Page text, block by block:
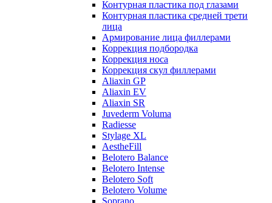
Контурная пластика под глазами
Контурная пластика средней трети
лица
Армирование лица филлерами
Коррекция подбородка
Коррекция носа
Коррекция скул филлерами
Aliaxin GP
Aliaxin EV
Aliaxin SR
Juvederm Voluma
Radiesse
Stylage XL
AestheFill
Belotero Balance
Belotero Intense
Belotero Soft
Belotero Volume
Soprano